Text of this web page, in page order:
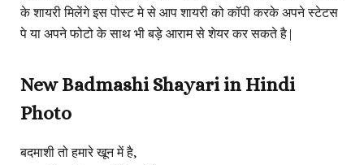
के शायरी मिलेंगे इस पोस्ट मे से आप शायरी को कॉपी करके अपने स्टेटस
पे या अपने फोटो के साथ भी बड़े आराम से शेयर कर सकते है|
New Badmashi Shayari in Hindi
Photo
बदमाशी तो हमारे खून में है,